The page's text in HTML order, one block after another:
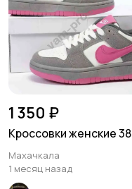
1 350 ₽
Кроссовки женские 38
Махачкала
1 месяц назад